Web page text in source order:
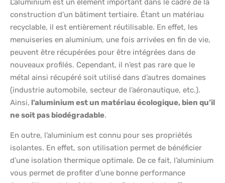
L’aluminium est un élément important dans le cadre de la
construction d’un bâtiment tertiaire. Étant un matériau
recyclable, il est entièrement réutilisable. En effet, les
menuiseries en aluminium, une fois arrivées en fin de vie,
peuvent être récupérées pour être intégrées dans de
nouveaux profilés. Cependant, il n’est pas rare que le
métal ainsi récupéré soit utilisé dans d’autres domaines
(industrie automobile, secteur de l’aéronautique, etc.).
Ainsi, l’aluminium est un matériau écologique, bien qu’il
ne soit pas biodégradable.
En outre, l’aluminium est connu pour ses propriétés
isolantes. En effet, son utilisation permet de bénéficier
d’une isolation thermique optimale. De ce fait, l’aluminium
vous permet de profiter d’une bonne performance